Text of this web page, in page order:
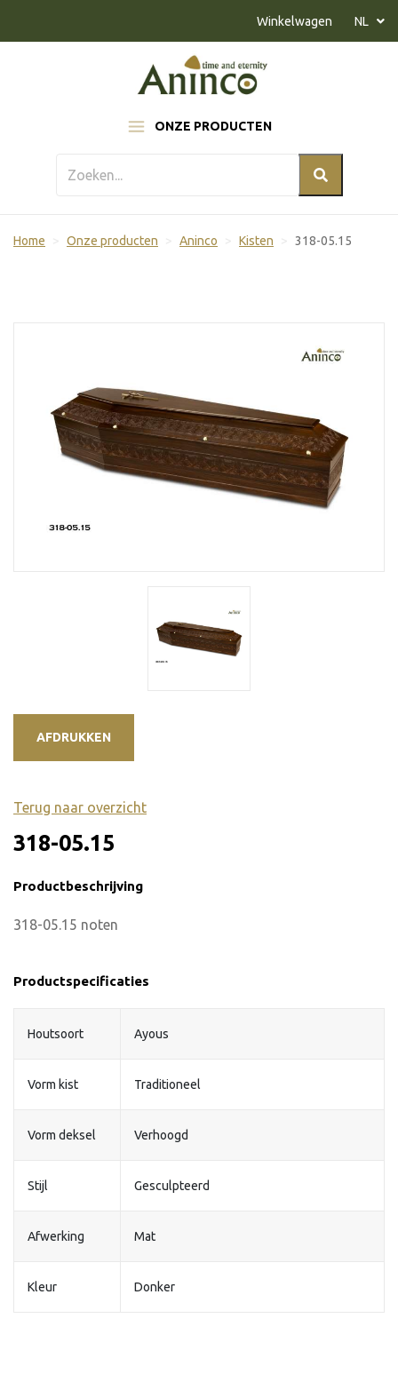
ONZE PRODUCTEN
Winkelwagen NL
Home Onze producten Aninco Kisten 318-05.15
AFDRUKKEN
Terug naar overzicht
318-05.15
Productbeschrijving
318-05.15 noten
Productspecificaties
Houtsoort Ayous
Vorm kist Traditioneel
Vorm deksel Verhoogd
Stijl Gesculpteerd
Afwerking Mat
Kleur Donker